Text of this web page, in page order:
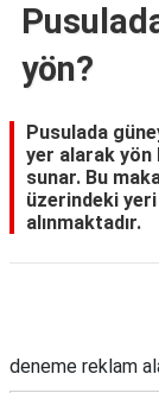
yön?
Pusulada
yer alarak
sunar. Bu
üzerindeki
alınmaktadır.
deneme reklam